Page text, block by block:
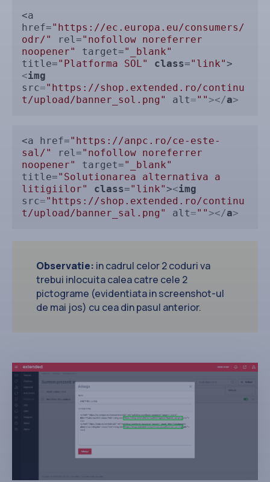
<a
href="https://ec.europa.eu/consumers/
odr/"
rel="nofollow noreferrer
noopener"
target="_blank"
title="Platforma SOL" class="link">
<img
src="https://shop.extended.ro/continu
t/upload/banner_sol.png"
alt="" ></a>
<a href="https://anpc.ro/ce-este-
sal/"
rel="nofollow noreferrer
noopener"
target="_blank"
title="Solutionarea alternativa a
litigiilor"
class="link"><img
src="https://shop.extended.ro/continu
t/upload/banner_sal.png"
alt="" ></a>
Observatie: in cadrul celor 2 coduri va
trebui inlocuita calea catre cele 2
pictograme (evidentiata in screenshot-ul
de mai jos) cu cea din pasul anterior.